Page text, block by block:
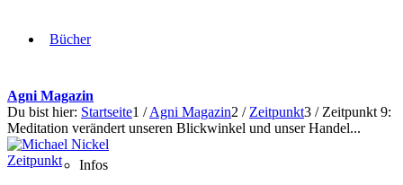
Bücher
Infos
Agni Magazin
Du bist hier: Startseite1 / Agni Magazin2 / Zeitpunkt3 / Zeitpunkt 9:
Meditation verändert unseren Blickwinkel und unser Handel...
Zeitpunkt